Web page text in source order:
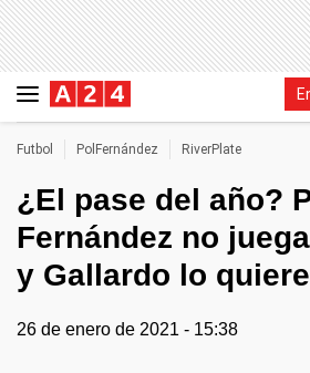
Futbol PolFernández RiverPlate
¿El pase del año?
Fernández no
y Gallardo lo
26 de enero de 2021 - 15:38